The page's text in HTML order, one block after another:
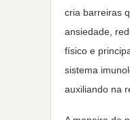
cria barreiras
ansiedade,
físico e
sistema
auxiliando na